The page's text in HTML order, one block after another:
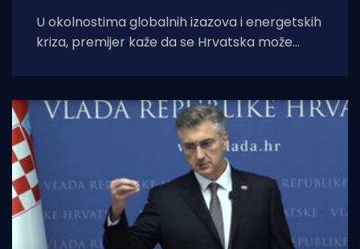
U okolnostima globalnih izazova i energetskih
kriza, premijer kaže da se Hrvatska može